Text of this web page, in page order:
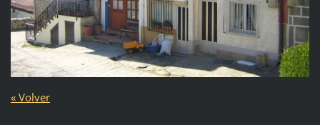
« Volver